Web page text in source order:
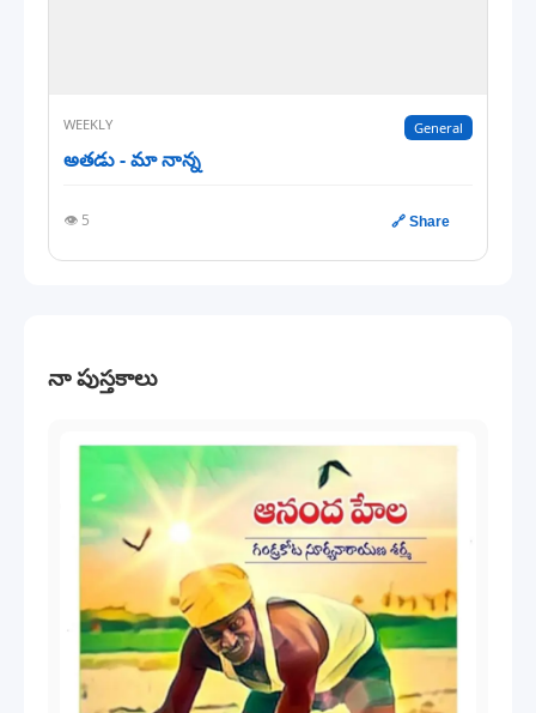
WEEKLY General
అతడు - మా నాన్న
👁️ 5 🔗 Share
నా పుస్తకాలు